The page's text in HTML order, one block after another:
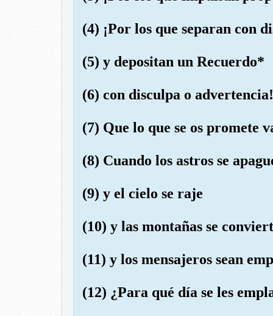
(4) ¡Por los que separan con
(5) y depositan un Recuerdo*
(6) con disculpa o advertencia!
(7) Que lo que se os promete
(8) Cuando los astros se
(9) y el cielo se raje
(10) y las montañas se
(11) y los mensajeros sean
(12) ¿Para qué día se les